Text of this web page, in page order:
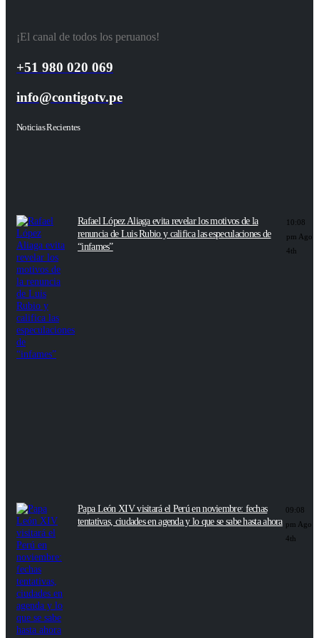
¡El canal de todos los peruanos!
+51 980 020 069
info@contigotv.pe
Noticias Recientes
Rafael López Aliaga evita revelar los motivos de la
renuncia de Luis Rubio y califica las especulaciones de
“infames”
10:08
pm Ago
4th
Papa León XIV visitará el Perú en noviembre: fechas
tentativas, ciudades en agenda y lo que se sabe hasta ahora
09:08
pm Ago
4th